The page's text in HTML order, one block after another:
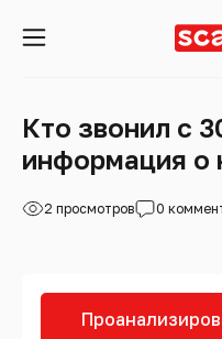
Кто звонил с
информация о
2 просмотров 0